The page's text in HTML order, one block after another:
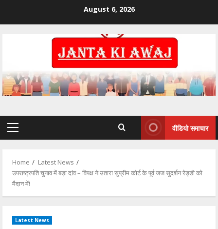
August 6, 2026
वीडियो समाचार
Home
Latest News
उपराष्ट्रपति चुनाव में बड़ा दांव – विपक्ष ने उतारा सुप्रीम कोर्ट के पूर्व जज सुदर्शन रेड्डी को
मैदान में!
Latest News